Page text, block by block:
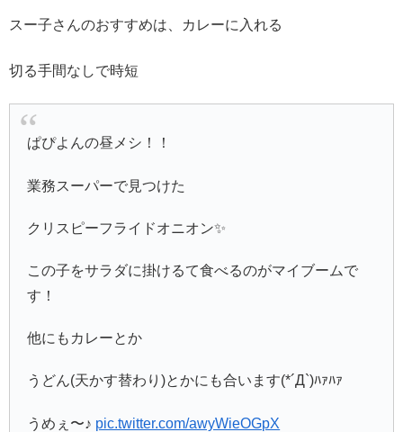
スー子さんのおすすめは、カレーに入れる
切る手間なしで時短
ぱぴよんの昼メシ！！
業務スーパーで見つけた
クリスピーフライドオニオン✨
この子をサラダに掛けるて食べるのがマイブームで
す！
他にもカレーとか
うどん(天かす替わり)とかにも合います(*´Д`)ﾊｧﾊｧ
うめぇ〜♪ pic.twitter.com/awyWieOGpX